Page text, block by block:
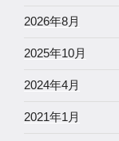
2026年8月
2025年10月
2024年4月
2021年1月